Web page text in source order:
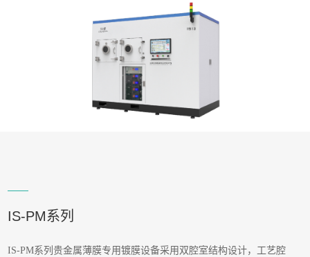
IS-PM系列
IS-PM系列贵金属薄膜专用镀膜设备采用双腔室结构设计，工艺腔